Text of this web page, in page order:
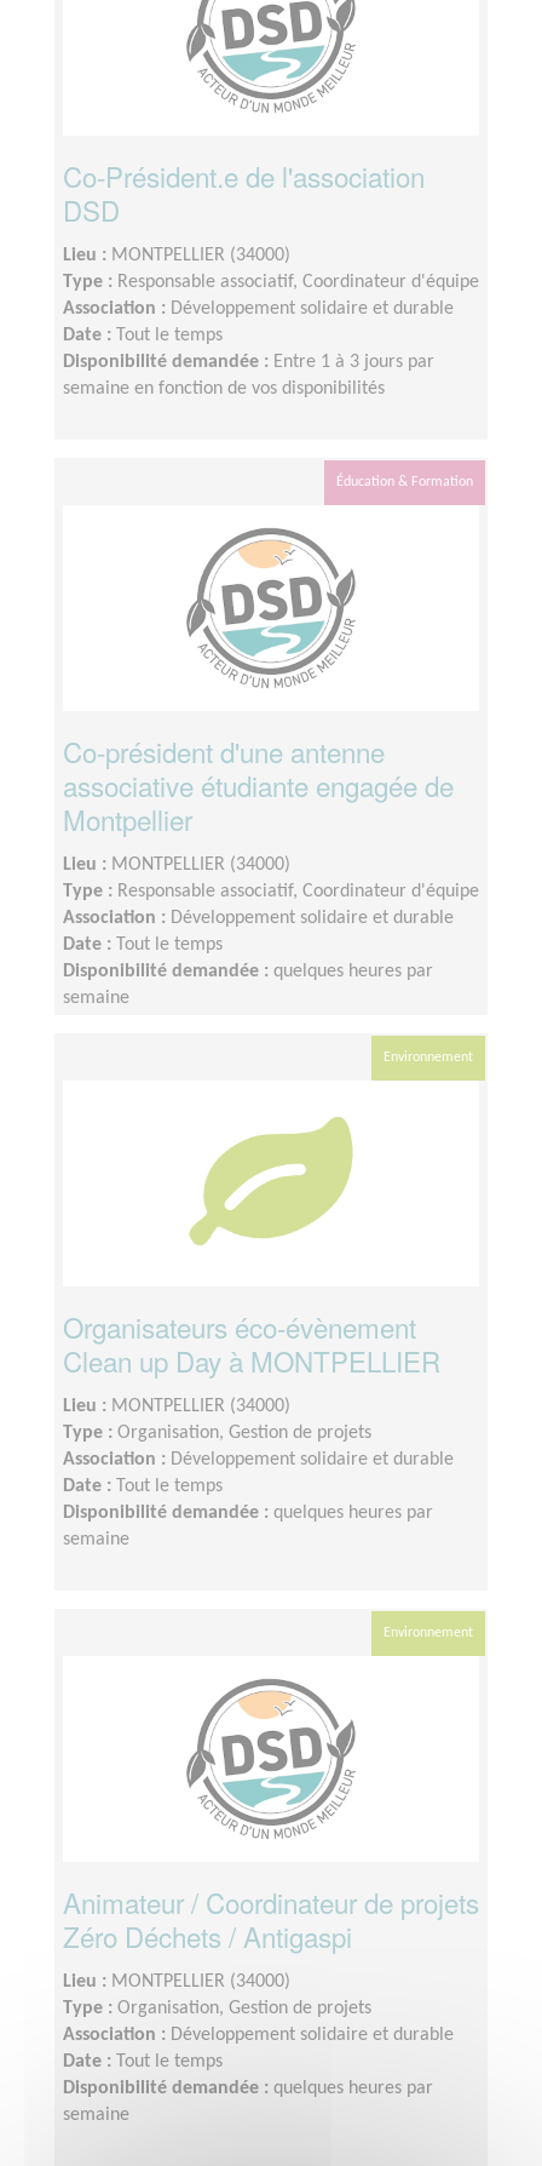
Co-Président.e de l'association
DSD
Lieu : MONTPELLIER (34000)
Type : Responsable associatif, Coordinateur d'équipe
Association : Développement solidaire et durable
Date :
Tout le temps
Disponibilité demandée : Entre 1 à 3 jours par
semaine en fonction de vos disponibilités
Éducation & Formation
Co-président d'une antenne
associative étudiante engagée de
Montpellier
Lieu : MONTPELLIER (34000)
Type : Responsable associatif, Coordinateur d'équipe
Association : Développement solidaire et durable
Date :
Tout le temps
Disponibilité demandée : quelques heures par
semaine
Environnement
Organisateurs éco-évènement
Clean up Day à MONTPELLIER
Lieu : MONTPELLIER (34000)
Type : Organisation, Gestion de projets
Association : Développement solidaire et durable
Date :
Tout le temps
Disponibilité demandée : quelques heures par
semaine
Environnement
Animateur / Coordinateur de projets
Zéro Déchets / Antigaspi
Lieu : MONTPELLIER (34000)
Type : Organisation, Gestion de projets
Association : Développement solidaire et durable
Date :
Tout le temps
Disponibilité demandée : quelques heures par
semaine